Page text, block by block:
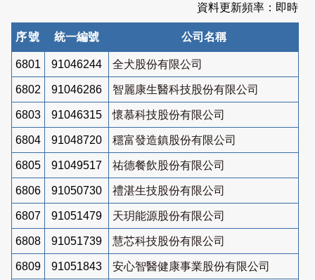
資料更新頻率：即時
序號 統一編號 公司名稱
6801 91046244 全犬股份有限公司
6802 91046286 智麗康生醫科技股份有限公司
6803 91046315 懷慕科技股份有限公司
6804 91048720 穩富發造鎮股份有限公司
6805 91049517 祐德餐飲股份有限公司
6806 91050730 禮湛生技股份有限公司
6807 91051479 天玥能源股份有限公司
6808 91051739 慧芯科技股份有限公司
6809 91051843 安心智醫健康事業股份有限公司